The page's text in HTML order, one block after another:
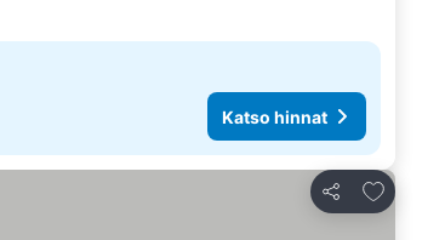
Katso hinnat
Jaa
Lisää